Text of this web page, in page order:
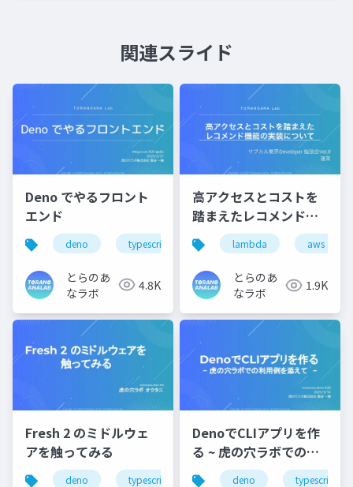
関連スライド
Deno でやるフロント
エンド
deno typescript javascript
とらのあ
なラボ
4.8K
高アクセスとコストを
踏まえたレコメンド機
能の実装について
lambda aws
とらのあ
なラボ
1.9K
Fresh 2 のミドルウェ
アを触ってみる
deno typescript fresh
DenoでCLIアプリを作
る ~ 虎の穴ラボでの利
用例を添えて ~
deno typescript